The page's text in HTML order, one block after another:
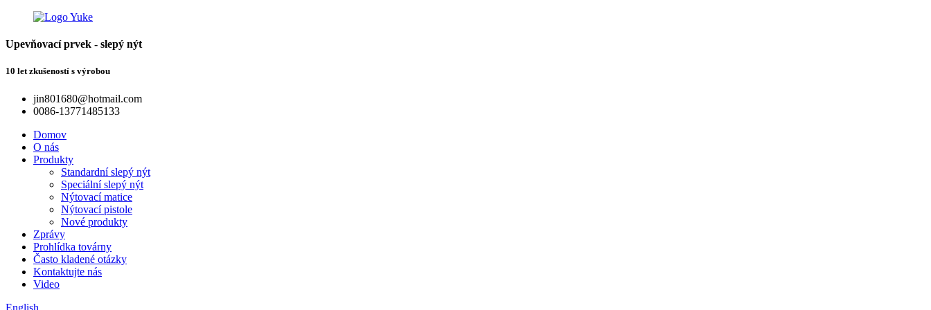
Upevňovací prvek - slepý nýt
10 let zkušeností s výrobou
jin801680@hotmail.com
0086-13771485133
Domov
O nás
Produkty
Standardní slepý nýt
Speciální slepý nýt
Nýtovací matice
Nýtovací pistole
Nové produkty
Zprávy
Prohlídka továrny
Často kladené otázky
Kontaktujte nás
Video
English